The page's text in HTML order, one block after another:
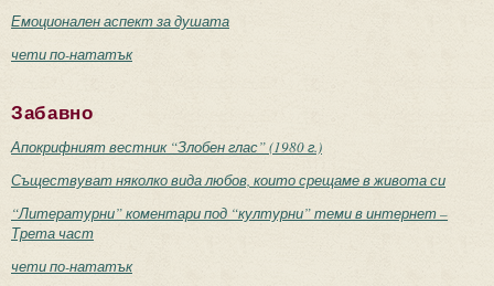
Емоционален аспект за душата
чети по-нататък
Забавно
Апокрифният вестник “Злобен глас” (1980 г.)
Съществуват няколко вида любов, които срещаме в живота си
“Литературни” коментари под “културни” теми в интернет –
Трета част
чети по-нататък